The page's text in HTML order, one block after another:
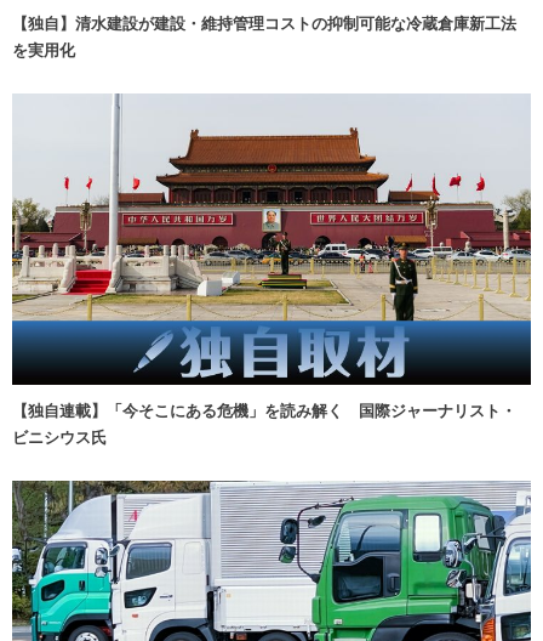
【独自】清水建設が建設・維持管理コストの抑制可能な冷蔵倉庫新工法
を実用化
【独自連載】「今そこにある危機」を読み解く 国際ジャーナリスト・
ビニシウス氏